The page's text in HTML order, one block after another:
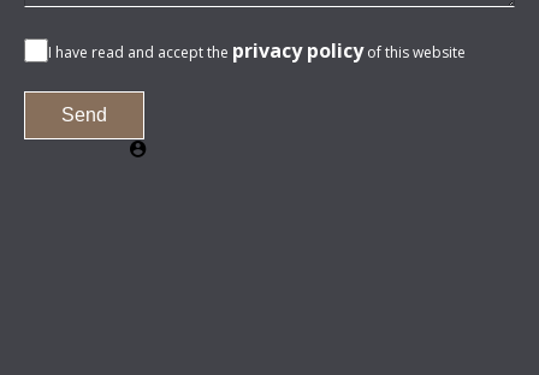
I have read and accept the privacy policyof this website
Send